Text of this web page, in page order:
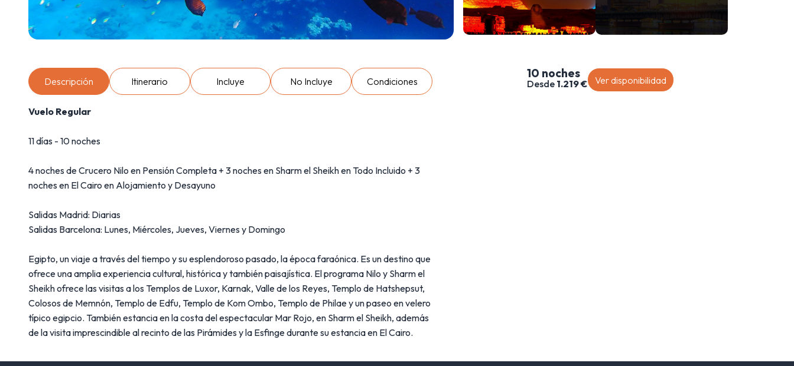
Descripción Itinerario Incluye No Incluye Condiciones
Vuelo Regular
11 días - 10 noches
4 noches de Crucero Nilo en Pensión Completa + 3 noches en Sharm el Sheikh en Todo Incluido + 3
noches en El Cairo en Alojamiento y Desayuno
Salidas Madrid: Diarias
Salidas Barcelona: Lunes, Miércoles, Jueves, Viernes y Domingo
Egipto, un viaje a través del tiempo y su esplendoroso pasado, la época faraónica. Es un destino que
ofrece una amplia experiencia cultural, histórica y también paisajística. El programa Nilo y Sharm el
Sheikh ofrece las visitas a los Templos de Luxor, Karnak, Valle de los Reyes, Templo de Hatshepsut,
Colosos de Memnón, Templo de Edfu, Templo de Kom Ombo, Templo de Philae y un paseo en velero
típico egipcio. También estancia en la costa del espectacular Mar Rojo, en Sharm el Sheikh, además
de la visita imprescindible al recinto de las Pirámides y la Esfinge durante su estancia en El Cairo.
10 noches
Desde 1.219 € Ver disponibilidad